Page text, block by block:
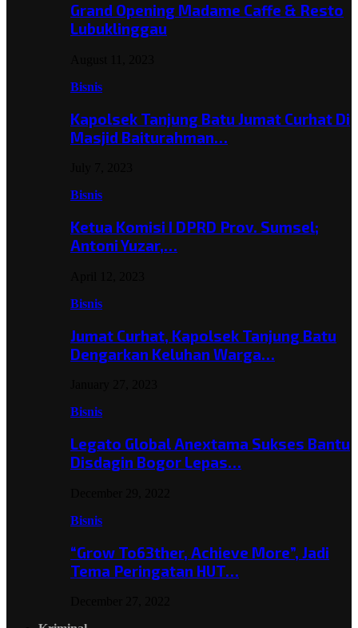
Grand Opening Madame Caffe & Resto
Lubuklinggau
Bisnis
Kapolsek Tanjung Batu Jumat Curhat Di
Masjid Baiturahman…
Bisnis
Ketua Komisi I DPRD Prov. Sumsel;
Antoni Yuzar,…
Bisnis
Jumat Curhat, Kapolsek Tanjung Batu
Dengarkan Keluhan Warga…
Bisnis
Legato Global Anextama Sukses Bantu
Disdagin Bogor Lepas…
Bisnis
“Grow To63ther, Achieve More”, Jadi
Tema Peringatan HUT…